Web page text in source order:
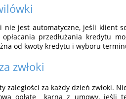
nie jest automatyczne, jeśli klient
przedłużania kredytu
od kwoty kredytu i wyboru
zwłoki
zaległości za każdy dzień zwłoki.
opłatę karną z umowy, jeśli